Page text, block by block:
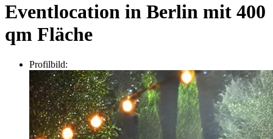
Eventlocation in Berlin mit 400
qm Fläche
Profilbild: